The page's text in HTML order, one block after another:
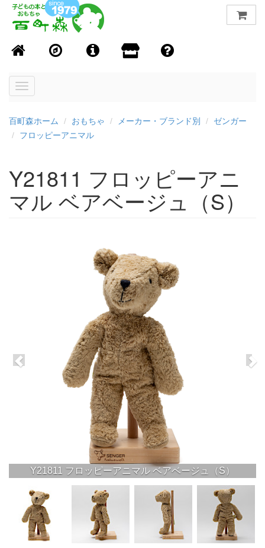
Toggle
百町森ホーム おもちゃ メーカー・ブランド別
ゼンガー
フロッピーアニマル
Y21811 フロッピーアニ
マル ベアベージュ（S）
Y21811 フロッピーアニマル ベアベージュ（S）